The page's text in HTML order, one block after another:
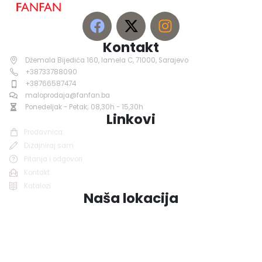
Kontakt
Džemala Bijedića 160, lamela C, 71000, Sarajevo
+38733788090
+38766587474
maloprodaja@fanfan.ba
Ponedeljak - Petak; 08,30h - 15,30h
Linkovi
Prodavnica
Dizajniraj sam
Pitanja i odgovori
Kontakt
Katalozi
Naša lokacija